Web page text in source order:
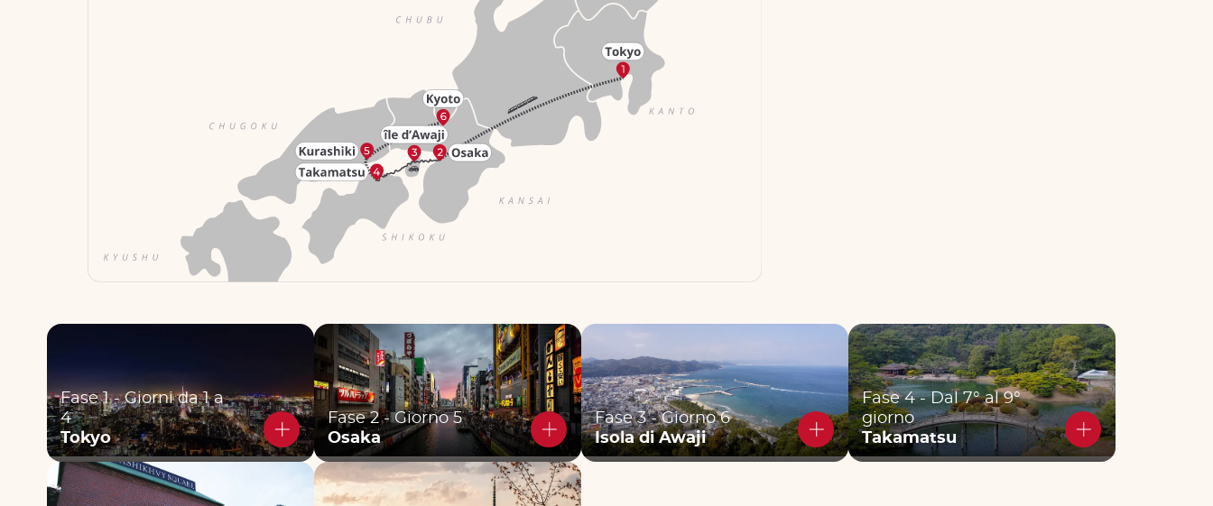
Fase 1 - Giorni da 1 a
4
Tokyo
Fase 2 - Giorno 5
Osaka
Fase 3 - Giorno 6
Isola di Awaji
Fase 4 - Dal 7° al 9°
giorno
Takamatsu